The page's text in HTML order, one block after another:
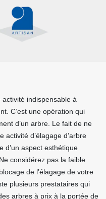
activité indispensable à
C’est une opération qui
d’un arbre. Le fait de ne
activité d’élagage d’arbre
d’un aspect esthétique
considérez pas la faible
de l’élagage de votre
plusieurs prestataires qui
arbres à prix à la portée de